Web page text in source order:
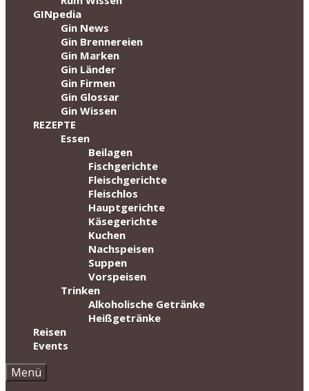
GINpedia
Gin News
Gin Brennereien
Gin Marken
Gin Länder
Gin Firmen
Gin Glossar
Gin Wissen
REZEPTE
Essen
Beilagen
Fischgerichte
Fleischgerichte
Fleischlos
Hauptgerichte
Käsegerichte
Kuchen
Nachspeisen
Suppen
Vorspeisen
Trinken
Alkoholische Getränke
Heißgetränke
Reisen
Events
Menü